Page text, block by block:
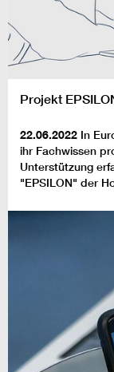
Projekt
22.06.2022 In
ihr Fachwissen
Unterstützung
"EPSILON" der